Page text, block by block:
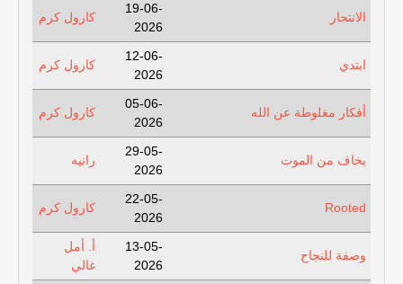
الانتحار
19-06-
2026
كارول كرم
ابتدي
12-06-
2026
كارول كرم
أفكار مغلوطة عن الله
05-06-
2026
كارول كرم
بخاف من الموت
29-05-
2026
رانيه
Rooted
22-05-
2026
كارول كرم
وصفة للنجاح
13-05-
2026
أ. أمل
غالي